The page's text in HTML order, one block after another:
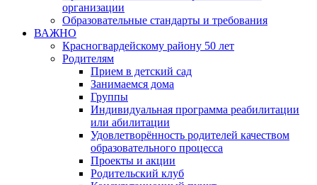
организации
Образовательные стандарты и требования
ВАЖНО
Красногвардейскому району 50 лет
Родителям
Прием в детский сад
Занимаемся дома
Группы
Индивидуальная программа реабилитации
или абилитации
Удовлетворённость родителей качеством
образовательного процесса
Проекты и акции
Родительский клуб